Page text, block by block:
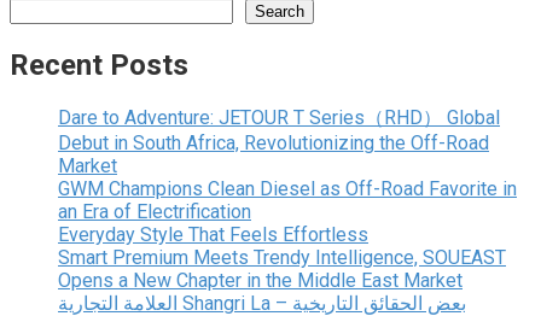
Search
Recent Posts
Dare to Adventure: JETOUR T Series（RHD） Global
Debut in South Africa, Revolutionizing the Off-Road
Market
GWM Champions Clean Diesel as Off-Road Favorite in
an Era of Electrification
Everyday Style That Feels Effortless
Smart Premium Meets Trendy Intelligence, SOUEAST
Opens a New Chapter in the Middle East Market
العلامة التجارية Shangri La – بعض الحقائق التاريخية